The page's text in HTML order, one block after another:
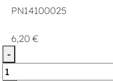
PN14100025
6,20 €
-